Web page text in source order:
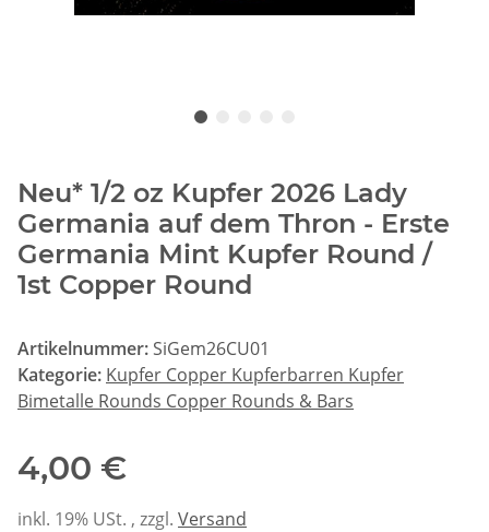
Neu* 1/2 oz Kupfer 2026 Lady
Germania auf dem Thron - Erste
Germania Mint Kupfer Round /
1st Copper Round
Artikelnummer: SiGem26CU01
Kategorie: Kupfer Copper Kupferbarren Kupfer
Bimetalle Rounds Copper Rounds & Bars
4,00 €
inkl. 19% USt. , zzgl. Versand